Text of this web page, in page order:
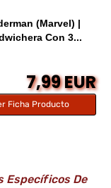
(Marvel) |
Con 3...
7,99 EUR
Ficha Producto
Específicos De